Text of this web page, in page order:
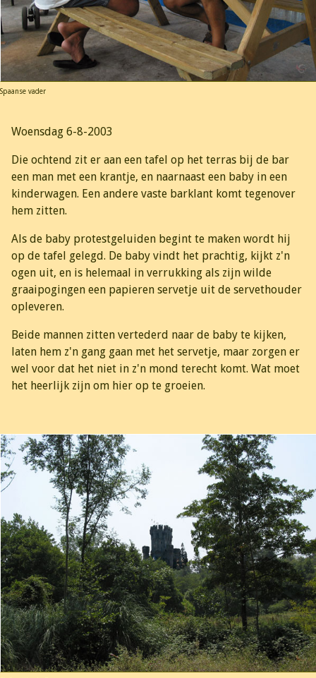
Spaanse vader
Woensdag 6-8-2003
Die ochtend zit er aan een tafel op het terras bij de bar
een man met een krantje, en naarnaast een baby in een
kinderwagen. Een andere vaste barklant komt tegenover
hem zitten.
Als de baby protestgeluiden begint te maken wordt hij
op de tafel gelegd. De baby vindt het prachtig, kijkt z'n
ogen uit, en is helemaal in verrukking als zijn wilde
graaipogingen een papieren servetje uit de servethouder
opleveren.
Beide mannen zitten vertederd naar de baby te kijken,
laten hem z'n gang gaan met het servetje, maar zorgen er
wel voor dat het niet in z'n mond terecht komt. Wat moet
het heerlijk zijn om hier op te groeien.